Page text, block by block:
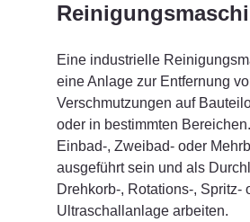
Eine industrielle
eine Anlage zur Entfernung
Verschmutzungen auf
oder in bestimmten
Einbad-, Zweibad- oder
ausgeführt sein und als
Drehkorb-, Rotations-, Spritz-
Ultraschallanlage arbeiten.